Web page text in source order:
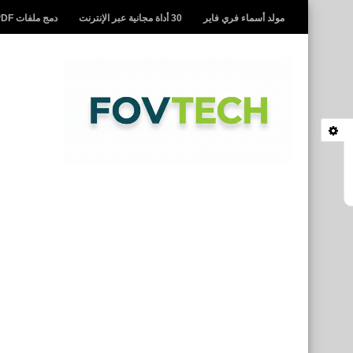
مولد أسماء فري فاير 30 أداة مجانية عبر الإنترنت دمج ملفات PDF